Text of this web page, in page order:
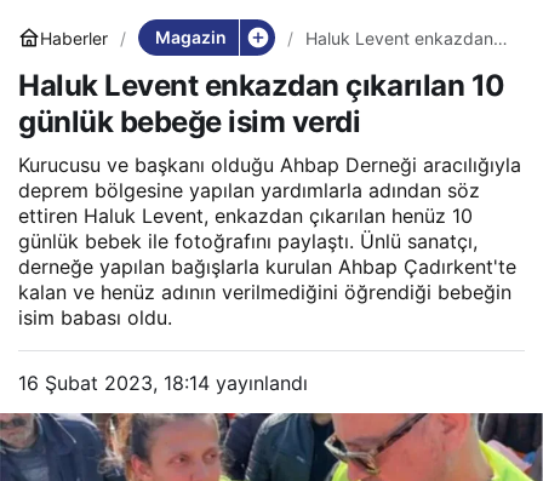
Haberler Magazin
Haluk Levent enkazdan
bebeğe isim verdi
Haluk Levent enkazdan çıkarılan 10
günlük bebeğe isim verdi
Kurucusu ve başkanı olduğu Ahbap Derneği aracılığıyla
deprem bölgesine yapılan yardımlarla adından söz
ettiren Haluk Levent, enkazdan çıkarılan henüz 10
günlük bebek ile fotoğrafını paylaştı. Ünlü sanatçı,
derneğe yapılan bağışlarla kurulan Ahbap Çadırkent'te
kalan ve henüz adının verilmediğini öğrendiği bebeğin
isim babası oldu.
16 Şubat 2023, 18:14 yayınlandı